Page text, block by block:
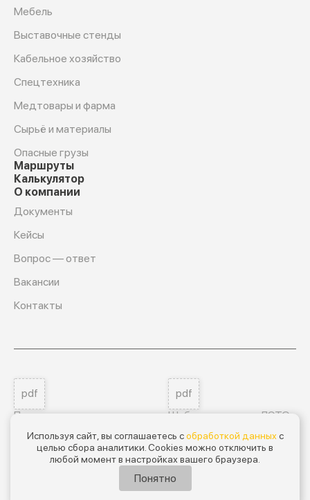
Мебель
Выставочные стенды
Кабельное хозяйство
Спецтехника
Медтовары и фарма
Сырьё и материалы
Опасные грузы
Маршруты
Калькулятор
О компании
Документы
Кейсы
Вопрос — ответ
Вакансии
Контакты
Мы на ГосЛог
GL-B044-00112-00/00032233
pdf
Пользовательское соглашение
pdf
Шаблон договора ЛЭТО
Используя сайт, вы соглашаетесь собработкой данныхс
целью сбора аналитики. Cookies можно отключить в
любой момент в настройках вашего браузера.
Понятно